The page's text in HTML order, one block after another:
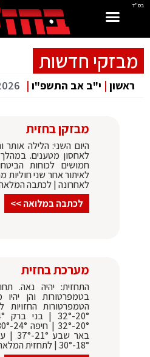
בס"ד
מבזקי חדשות
ראשון | י"ב אב התשפ"ו |
מבזקן בחזית
היום השני: הלילה
לאחסון מטענים.
חמושים לכוחות
לאיתור אחר שני חוליות
לאחרונה | לכתבה
לכתבה במלואה >>
מערכת בחזית
התחזית: יהיה נאה.
בטמפרטורות והן
הטמפרטורות החזויות
18°-30° | לתחזית המלאה >>